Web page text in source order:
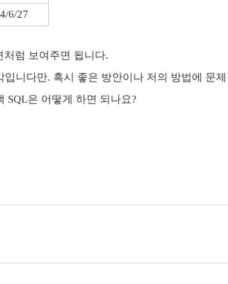
6/27
처럼 보여주면 됩니다.
니다만. 혹시 좋은 방안이나 저의 방법에 문
SQL은 어떻게 하면 되나요?